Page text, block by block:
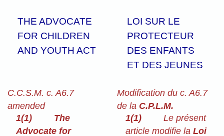
THE ADVOCATE
FOR CHILDREN
AND YOUTH ACT
LOI SUR LE
PROTECTEUR
DES ENFANTS
ET DES JEUNES
C.C.S.M. c. A6.7
amended
1(1)
The
Advocate for
Modification du c. A6.7
de la C.P.L.M.
1(1)
Le présent
article modifie laLoi